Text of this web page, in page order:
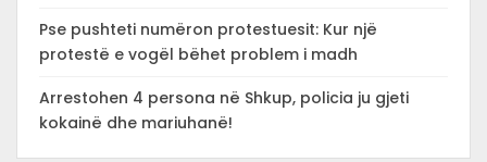
Pse pushteti numëron protestuesit: Kur një
protestë e vogël bëhet problem i madh
Arrestohen 4 persona në Shkup, policia ju gjeti
kokainë dhe mariuhanë!